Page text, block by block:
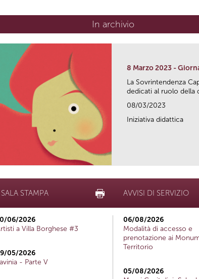
In archivio
8 Marzo 2023 -
La Sovrintendenza
dedicati al ruolo della
08/03/2023
Iniziativa didattica
SALA STAMPA
06/2026
a Villa Borghese #3
05/2026
- Parte V
AVVISI DI SERVIZIO
06/08/2026
Modalità di accesso e
prenotazione ai
Territorio
05/08/2026